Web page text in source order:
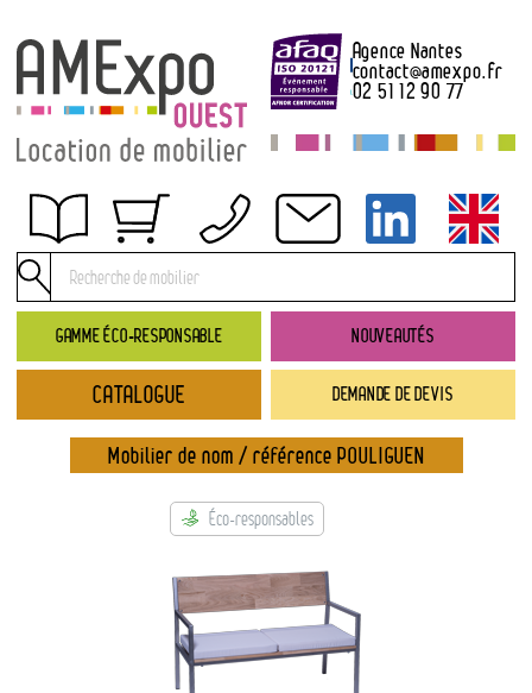
GAMME ÉCO-RESPONSABLE NOUVEAUTÉS
DEMANDE DE DEVIS
Agence Nantes
contact@amexpo.fr
02 51 12 90 77
Obtenir un devis
Conditions générales de location
Conditions de règlement
Contact
Catalogue
→ Nouveautés
→ Gamme éco-responsable
→ Types de mobilier
→ Noms / Références
Modélisation 2D/3D
CATALOGUE
Mobilier de nom / référence POULIGUEN
Éco-responsables